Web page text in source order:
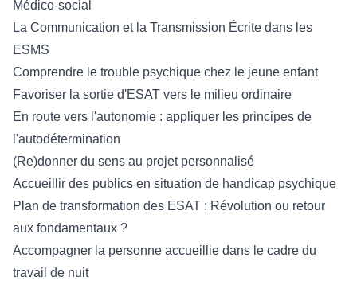
Médico-social
La Communication et la Transmission Écrite dans les
ESMS
Comprendre le trouble psychique chez le jeune enfant
Favoriser la sortie d'ESAT vers le milieu ordinaire
En route vers l'autonomie : appliquer les principes de
l'autodétermination
(Re)donner du sens au projet personnalisé
Accueillir des publics en situation de handicap psychique
Plan de transformation des ESAT : Révolution ou retour
aux fondamentaux ?
Accompagner la personne accueillie dans le cadre du
travail de nuit